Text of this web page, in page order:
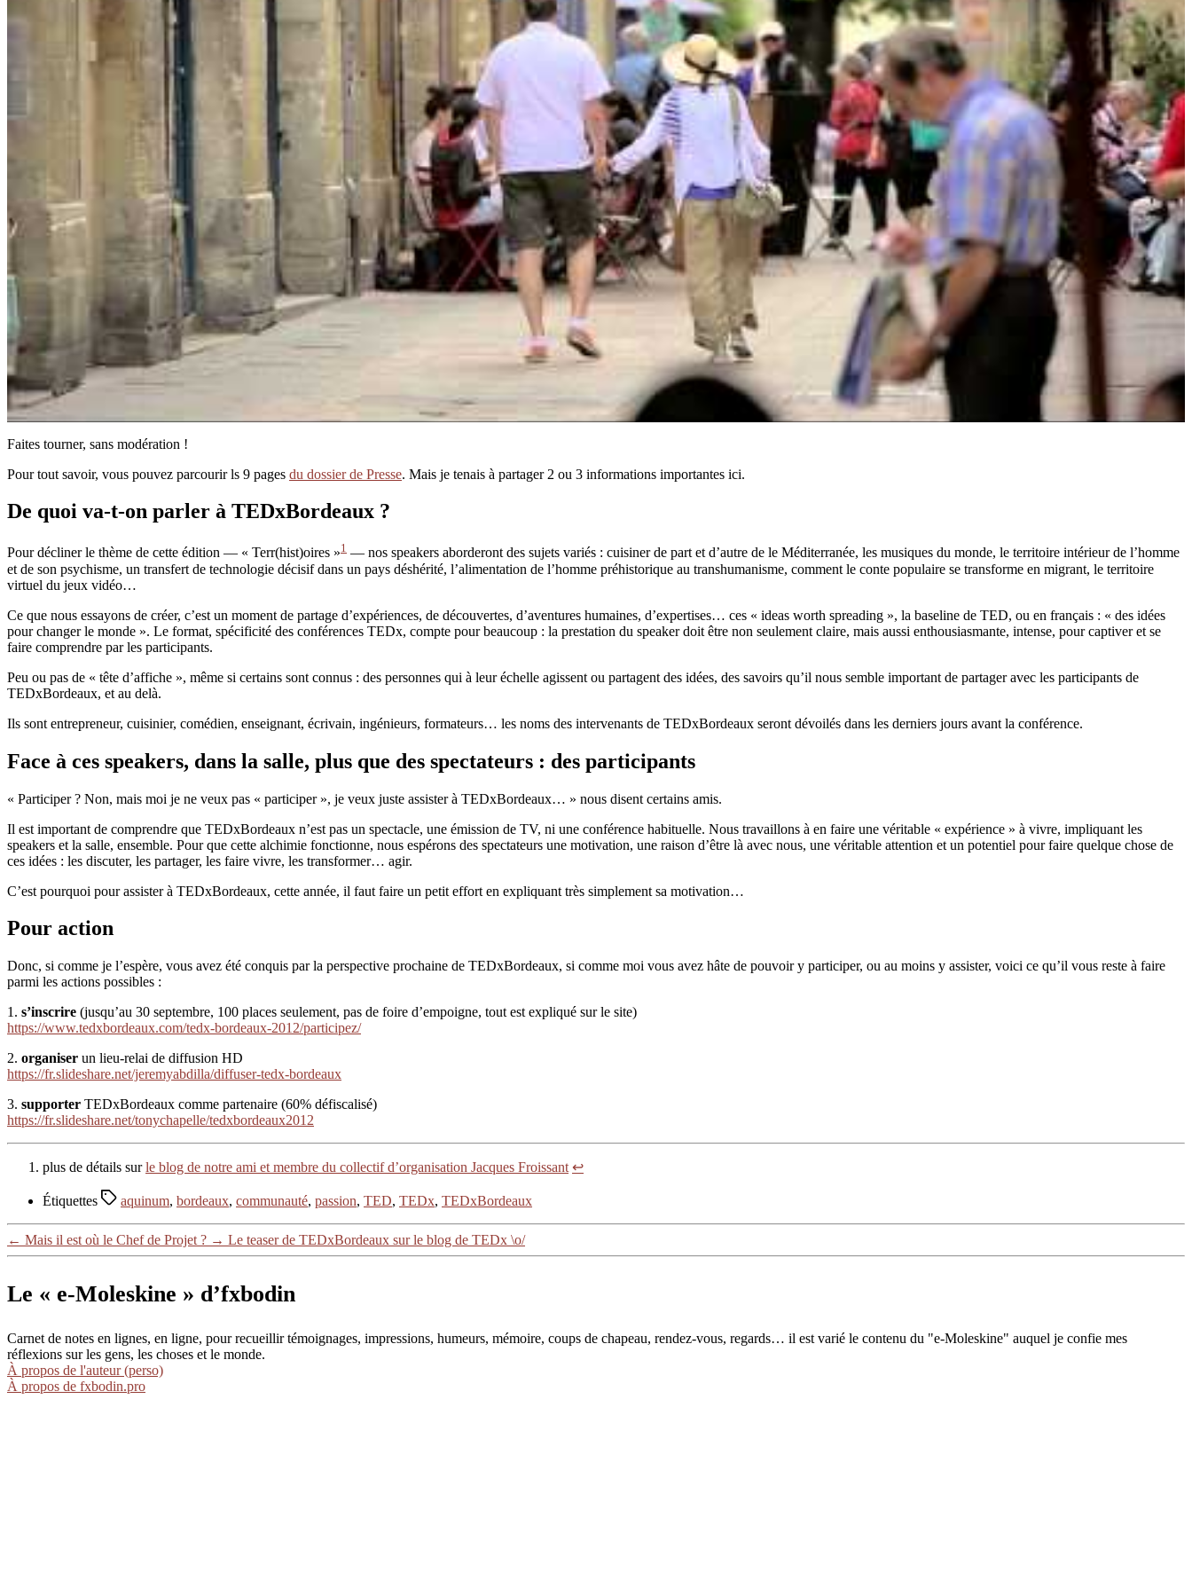
Faites tourner, sans modération !
Pour tout savoir, vous pouvez parcourir ls 9 pages du dossier de Presse. Mais je tenais à partager 2 ou 3 informations importantes ici.
De quoi va-t-on parler à TEDxBordeaux ?
Pour décliner le thème de cette édition — « Terr(hist)oires »1 — nos speakers aborderont des sujets variés : cuisiner de part et d’autre de le Méditerranée, les musiques du monde, le territoire intérieur de l’homme
et de son psychisme, un transfert de technologie décisif dans un pays déshérité, l’alimentation de l’homme préhistorique au transhumanisme, comment le conte populaire se transforme en migrant, le territoire
virtuel du jeux vidéo…
Ce que nous essayons de créer, c’est un moment de partage d’expériences, de découvertes, d’aventures humaines, d’expertises… ces « ideas worth spreading », la baseline de TED, ou en français : « des idées
pour changer le monde ». Le format, spécificité des conférences TEDx, compte pour beaucoup : la prestation du speaker doit être non seulement claire, mais aussi enthousiasmante, intense, pour captiver et se
faire comprendre par les participants.
Peu ou pas de « tête d’affiche », même si certains sont connus : des personnes qui à leur échelle agissent ou partagent des idées, des savoirs qu’il nous semble important de partager avec les participants de
TEDxBordeaux, et au delà.
Ils sont entrepreneur, cuisinier, comédien, enseignant, écrivain, ingénieurs, formateurs… les noms des intervenants de TEDxBordeaux seront dévoilés dans les derniers jours avant la conférence.
Face à ces speakers, dans la salle, plus que des spectateurs : des participants
« Participer ? Non, mais moi je ne veux pas « participer », je veux juste assister à TEDxBordeaux… » nous disent certains amis.
Il est important de comprendre que TEDxBordeaux n’est pas un spectacle, une émission de TV, ni une conférence habituelle. Nous travaillons à en faire une véritable « expérience » à vivre, impliquant les
speakers et la salle, ensemble. Pour que cette alchimie fonctionne, nous espérons des spectateurs une motivation, une raison d’être là avec nous, une véritable attention et un potentiel pour faire quelque chose de
ces idées : les discuter, les partager, les faire vivre, les transformer… agir.
C’est pourquoi pour assister à TEDxBordeaux, cette année, il faut faire un petit effort en expliquant très simplement sa motivation…
Pour action
Donc, si comme je l’espère, vous avez été conquis par la perspective prochaine de TEDxBordeaux, si comme moi vous avez hâte de pouvoir y participer, ou au moins y assister, voici ce qu’il vous reste à faire
parmi les actions possibles :
1. s’inscrire (jusqu’au 30 septembre, 100 places seulement, pas de foire d’empoigne, tout est expliqué sur le site)
https://www.tedxbordeaux.com/tedx-bordeaux-2012/participez/
2. organiser un lieu-relai de diffusion HD
https://fr.slideshare.net/jeremyabdilla/diffuser-tedx-bordeaux
3. supporter TEDxBordeaux comme partenaire (60% défiscalisé)
https://fr.slideshare.net/tonychapelle/tedxbordeaux2012
plus de détails surle blog de notre ami et membre du collectif d’organisation Jacques Froissant ↩
Étiquettes aquinum, bordeaux, communauté, passion, TED, TEDx, TEDxBordeaux
← Mais il est où le Chef de Projet ? → Le teaser de TEDxBordeaux sur le blog de TEDx \o/
Le « e-Moleskine » d’fxbodin
Carnet de notes en lignes, en ligne, pour recueillir témoignages, impressions, humeurs, mémoire, coups de chapeau, rendez-vous, regards… il est varié le contenu du "e-Moleskine" auquel je confie mes
réflexions sur les gens, les choses et le monde.
À propos de l'auteur (perso)
À propos de fxbodin.pro